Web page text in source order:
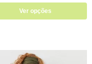
Ver opções